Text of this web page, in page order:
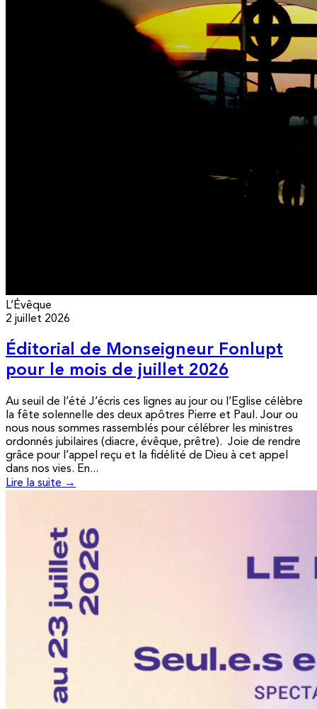
L’Évêque
2 juillet 2026
Éditorial de Monseigneur Fonlupt
pour le mois de juillet 2026
Au seuil de l’été J’écris ces lignes au jour ou l’Eglise célèbre
la fête solennelle des deux apôtres Pierre et Paul. Jour ou
nous nous sommes rassemblés pour célébrer les ministres
ordonnés jubilaires (diacre, évêque, prêtre). Joie de rendre
grâce pour l’appel reçu et la fidélité de Dieu à cet appel
dans nos vies. En...
Lire la suite →